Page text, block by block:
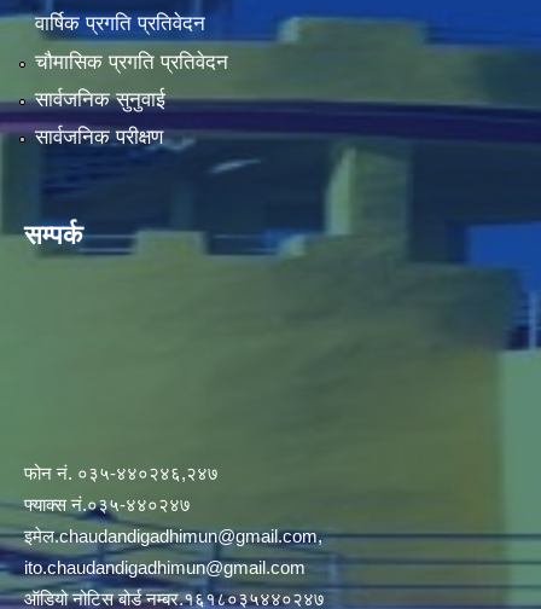
वार्षिक प्रगति प्रतिवेदन
चौमासिक प्रगति प्रतिवेदन
सार्वजनिक सुनुवाई
सार्वजनिक परीक्षण
सम्पर्क
फोन नं. ०३५-४४०२४६,२४७
फ्याक्स नं.०३५-४४०२४७
इमेल.chaudandigadhimun@gmail.com,
ito.chaudandigadhimun@gmail.com
ऑडियो नोटिस बोर्ड नम्बर.१६१८०३५४४०२४७